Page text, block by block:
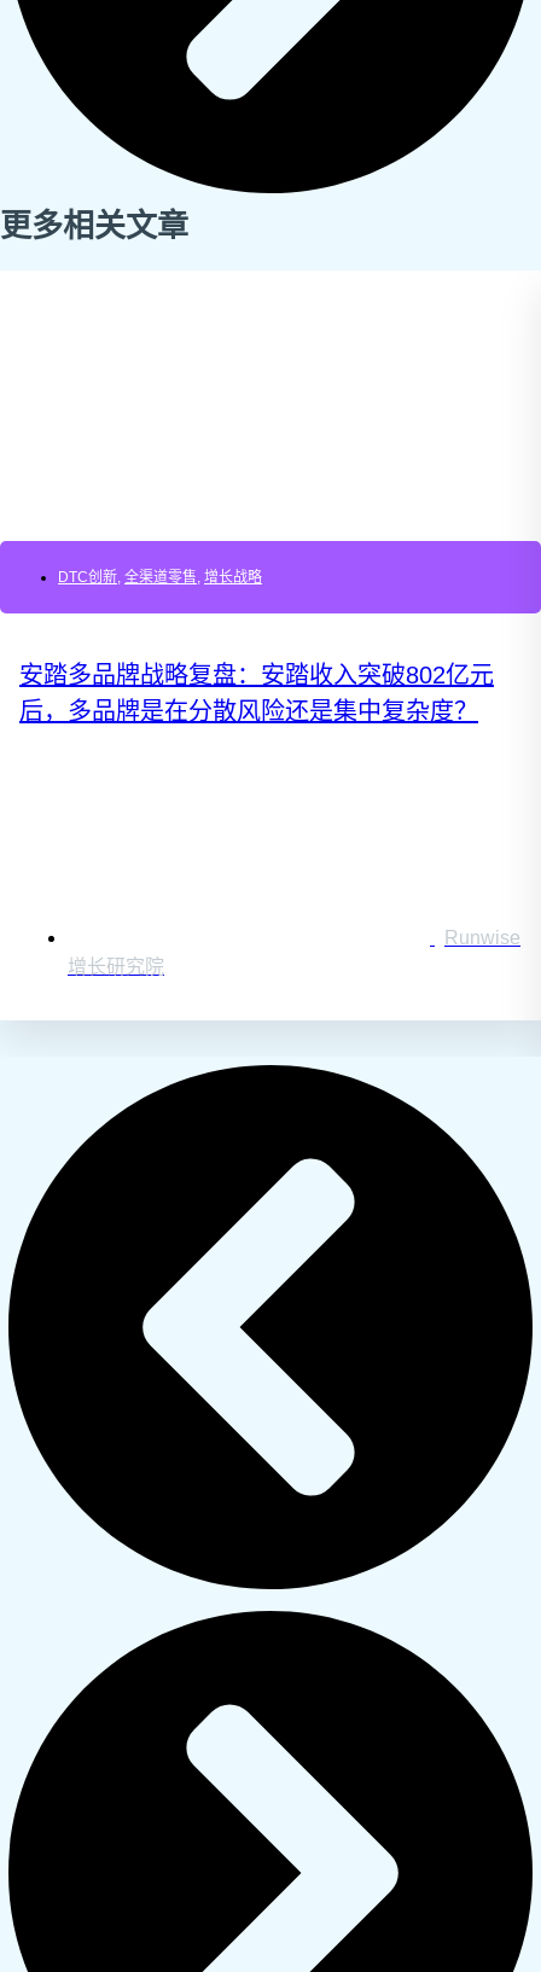
更多相关文章
DTC创新, 全渠道零售, 增长战略
安踏多品牌战略复盘：安踏收入突破802亿元
后，多品牌是在分散风险还是集中复杂度？
Runwise
增长研究院